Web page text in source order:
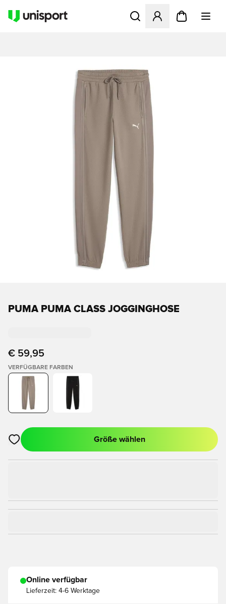
Öffnet ein Fenster zum
PUMA PUMA CLASS JOGGINGHOSE
€ 59,95
VERFÜGBARE FARBEN
Öffnet ein Fenster zum Anmelden oder Registrieren als
Größe wählen
Online verfügbar
Lieferzeit: 4-6 Werktage